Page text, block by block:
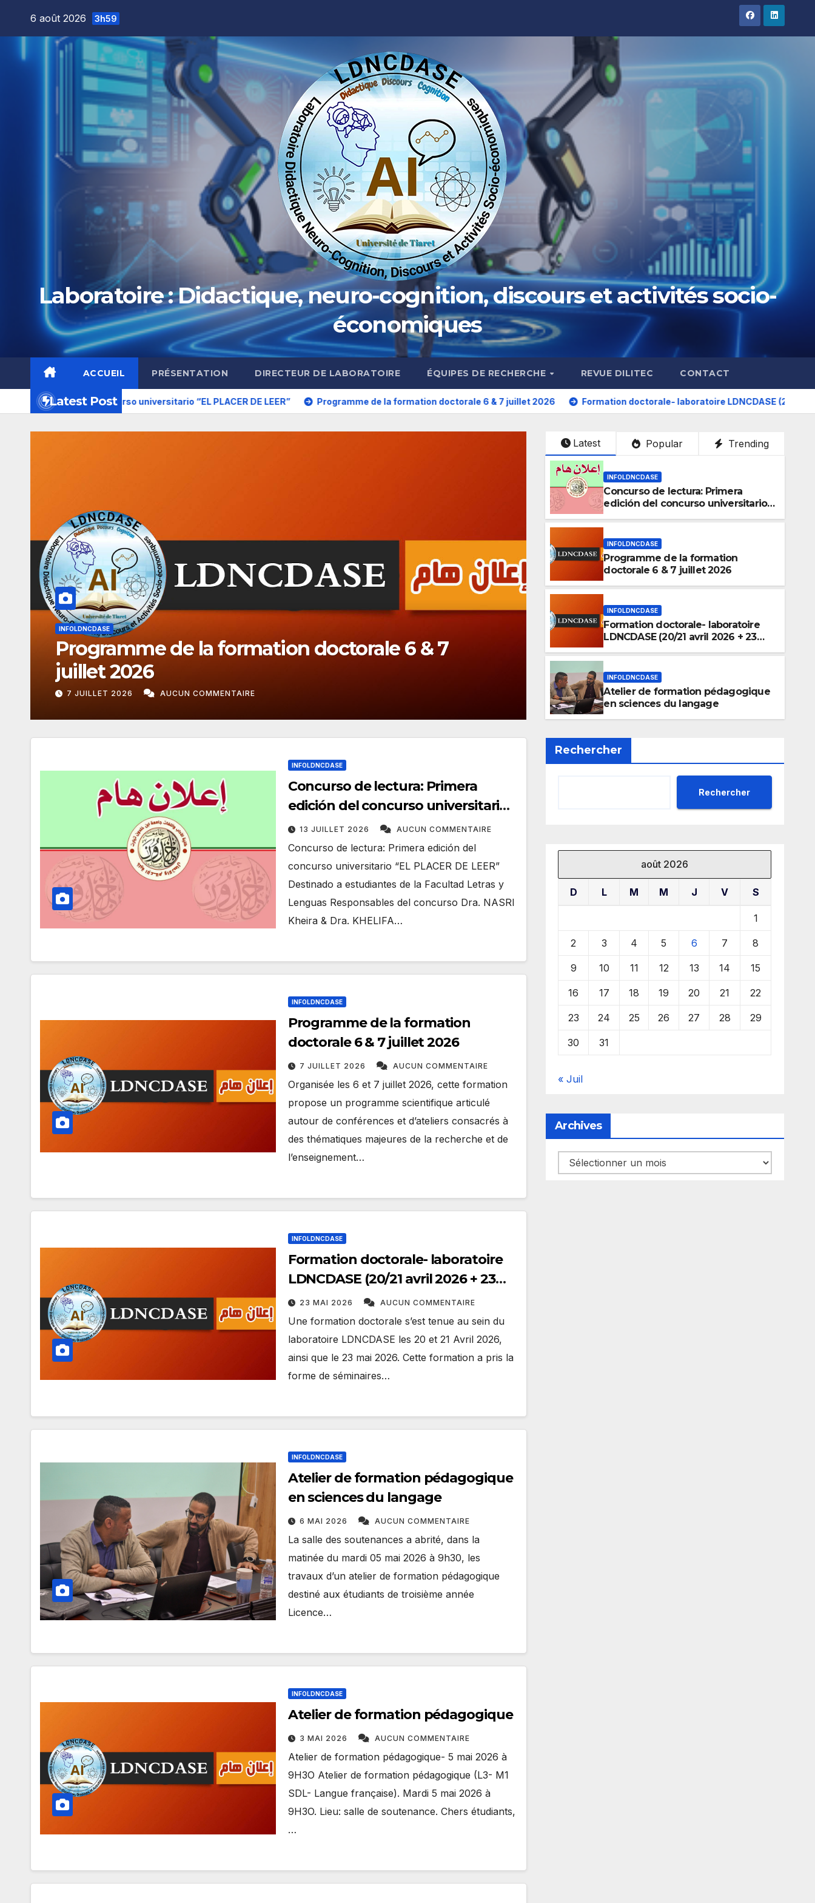
6 août 2026 3h59
Laboratoire : Didactique, neuro-cognition, discours et activités socio-
économiques
ACCUEIL PRÉSENTATION DIRECTEUR DE LABORATOIRE ÉQUIPES DE RECHERCHE REVUE DILITEC CONTACT
Latest Post
del concurso universitario “EL PLACER DE LEER” Programme de la formation doctorale 6 & 7 juillet 2026 Formation doctorale- laboratoire LDNCDASE (20/21 avril 2026 + 23
INFOLDNCDASE
Formation doctorale- laboratoire LDNCDASE
(20/21 avril 2026 + 23 mai 2026)
23 MAI 2026 AUCUN COMMENTAIRE
INFOLDNCDASE
Atelier de formation
du langage
6 MAI 2026 AUCUN COMMENTAIRE
Latest Popular Trending
INFOLDNCDASE
Concurso de lectura: Primera
edición del concurso universitario
INFOLDNCDASE
Programme de la formation
doctorale 6 & 7 juillet 2026
INFOLDNCDASE
Formation doctorale- laboratoire
LDNCDASE (20/21 avril 2026 + 23
INFOLDNCDASE
Atelier de formation pédagogique
en sciences du langage
INFOLDNCDASE
Concurso de lectura: Primera
edición del concurso universitario
“EL PLACER DE LEER”
13 JUILLET 2026 AUCUN COMMENTAIRE
Concurso de lectura: Primera edición del
concurso universitario “EL PLACER DE LEER”
Destinado a estudiantes de la Facultad Letras y
Lenguas Responsables del concurso Dra. NASRI
Kheira & Dra. KHELIFA…
INFOLDNCDASE
Programme de la formation
doctorale 6 & 7 juillet 2026
7 JUILLET 2026 AUCUN COMMENTAIRE
Organisée les 6 et 7 juillet 2026, cette formation
propose un programme scientifique articulé
autour de conférences et d’ateliers consacrés à
des thématiques majeures de la recherche et de
l’enseignement…
INFOLDNCDASE
Formation doctorale- laboratoire
LDNCDASE (20/21 avril 2026 + 23
mai 2026)
23 MAI 2026 AUCUN COMMENTAIRE
Une formation doctorale s’est tenue au sein du
laboratoire LDNCDASE les 20 et 21 Avril 2026,
ainsi que le 23 mai 2026. Cette formation a pris la
forme de séminaires…
INFOLDNCDASE
Atelier de formation pédagogique
en sciences du langage
6 MAI 2026 AUCUN COMMENTAIRE
La salle des soutenances a abrité, dans la
matinée du mardi 05 mai 2026 à 9h30, les
travaux d’un atelier de formation pédagogique
destiné aux étudiants de troisième année
Licence…
INFOLDNCDASE
Atelier de formation pédagogique
3 MAI 2026 AUCUN COMMENTAIRE
Atelier de formation pédagogique- 5 mai 2026 à
9H3O Atelier de formation pédagogique (L3- M1
SDL- Langue française). Mardi 5 mai 2026 à
9H3O. Lieu: salle de soutenance. Chers étudiants,
…
Rechercher
Rechercher
août 2026
D L M M J V S
1
2 3 4 5 6 7 8
9 10 11 12 13 14 15
16 17 18 19 20 21 22
23 24 25 26 27 28 29
30 31
« Juil
Archives
Archives